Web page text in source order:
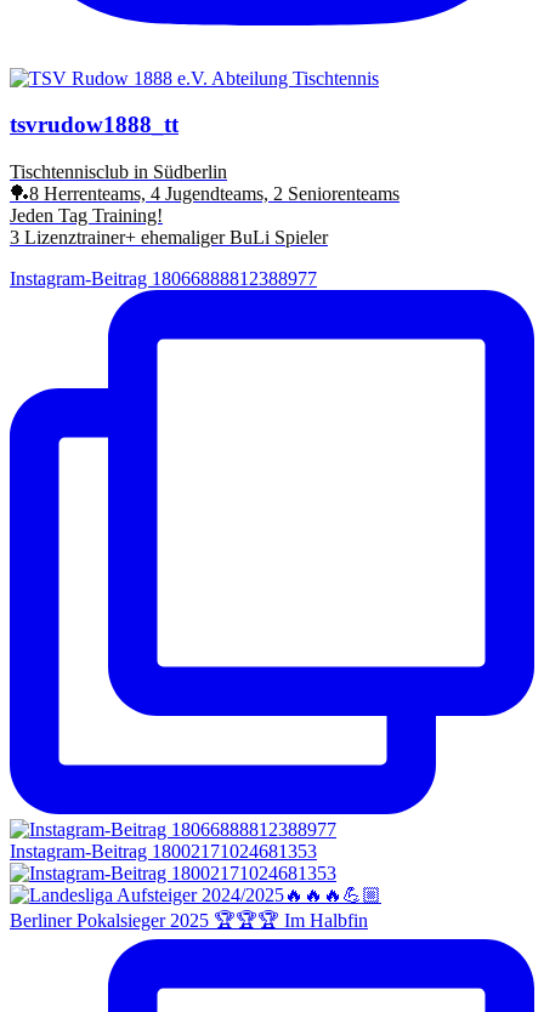
tsvrudow1888_tt
Tischtennisclub in Südberlin
🏓8 Herrenteams, 4 Jugendteams, 2 Seniorenteams
Jeden Tag Training!
3 Lizenztrainer+ ehemaliger BuLi Spieler
Instagram-Beitrag 18066888812388977
Instagram-Beitrag 18002171024681353
Berliner Pokalsieger 2025 🏆🏆🏆 Im Halbfin